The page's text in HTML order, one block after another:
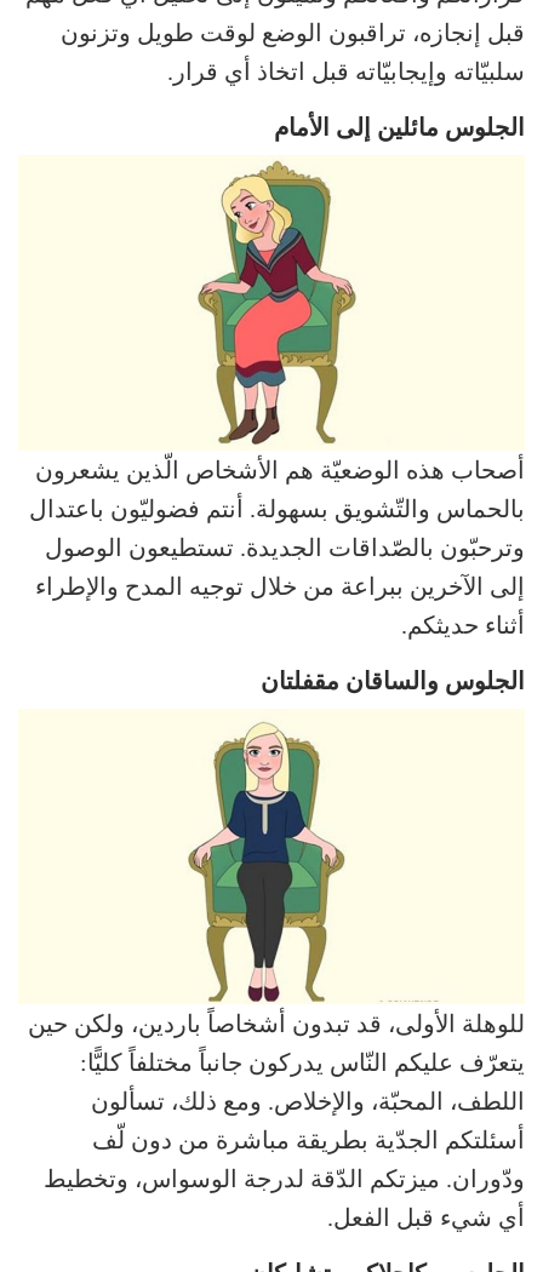
قبل إنجازه، تراقبون الوضع لوقت طويل وتزنون
سلبيّاته وإيجابيّاته قبل اتخاذ أي قرار.
الجلوس مائلين إلى الأمام
أصحاب هذه الوضعيّة هم الأشخاص الّذين يشعرون
بالحماس والتّشويق بسهولة. أنتم فضوليّون باعتدال
وترحبّون بالصّداقات الجديدة. تستطيعون الوصول
إلى الآخرين ببراعة من خلال توجيه المدح والإطراء
أثناء حديثكم.
الجلوس والساقان مقفلتان
للوهلة الأولى، قد تبدون أشخاصاً باردين، ولكن حين
يتعرّف عليكم النّاس يدركون جانباً مختلفاً كليًّا:
اللطف، المحبّة، والإخلاص. ومع ذلك، تسألون
أسئلتكم الجدّية بطريقة مباشرة من دون لّف
ودّوران. ميزتكم الدّقة لدرجة الوسواس، وتخطيط
أي شيء قبل الفعل.